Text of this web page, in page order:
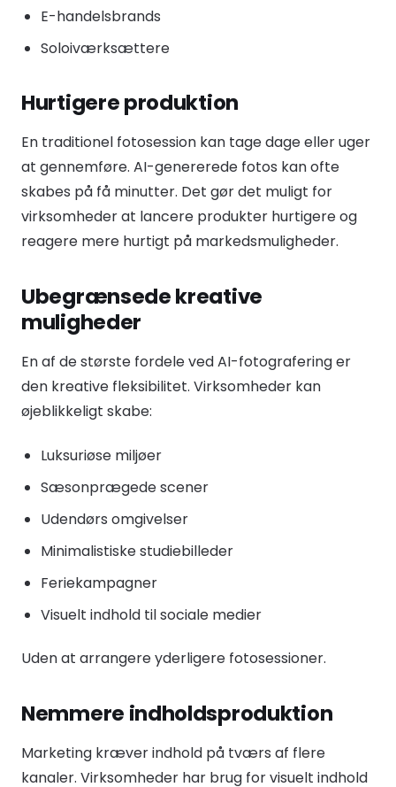
E-handelsbrands
Soloiværksættere
Hurtigere produktion
En traditionel fotosession kan tage dage eller uger
at gennemføre. AI-genererede fotos kan ofte
skabes på få minutter. Det gør det muligt for
virksomheder at lancere produkter hurtigere og
reagere mere hurtigt på markedsmuligheder.
Ubegrænsede kreative
muligheder
En af de største fordele ved AI-fotografering er
den kreative fleksibilitet. Virksomheder kan
øjeblikkeligt skabe:
Luksuriøse miljøer
Sæsonprægede scener
Udendørs omgivelser
Minimalistiske studiebilleder
Feriekampagner
Visuelt indhold til sociale medier
Uden at arrangere yderligere fotosessioner.
Nemmere indholdsproduktion
Marketing kræver indhold på tværs af flere
kanaler. Virksomheder har brug for visuelt indhold